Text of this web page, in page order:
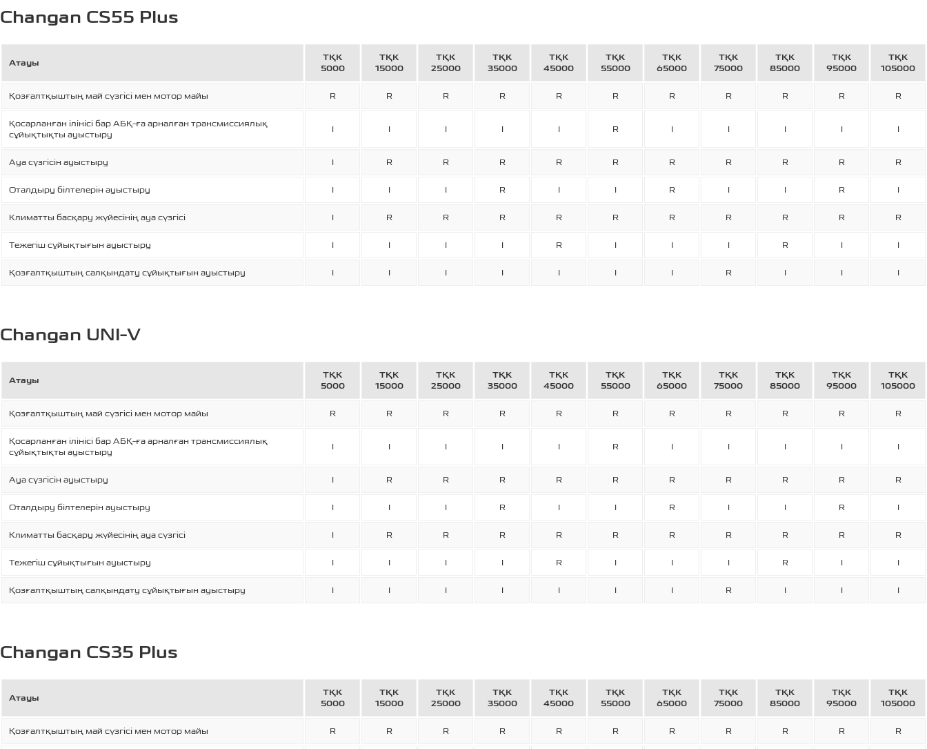
Changan CS55 Plus
Атауы
ТҚК
5000
ТҚК
15000
ТҚК
25000
ТҚК
35000
ТҚК
45000
ТҚК
55000
ТҚК
65000
ТҚК
75000
ТҚК
85000
ТҚК
95000
ТҚК
105000
Қозғалтқыштың май сүзгісі мен мотор майы R R R R R R R R R R R
Қосарланған ілінісі бар АБҚ-ға арналған трансмиссиялық
сұйықтықты ауыстыру
I I I I I R I I I I I
Ауа сүзгісін ауыстыру I R R R R R R R R R R
Оталдыру білтелерін ауыстыру I I I R I I R I I R I
Климатты басқару жүйесінің ауа сүзгісі I R R R R R R R R R R
Тежегіш сұйықтығын ауыстыру I I I I R I I I R I I
Қозғалтқыштың салқындату сұйықтығын ауыстыру I I I I I I I R I I I
Changan UNI-V
Атауы
ТҚК
5000
ТҚК
15000
ТҚК
25000
ТҚК
35000
ТҚК
45000
ТҚК
55000
ТҚК
65000
ТҚК
75000
ТҚК
85000
ТҚК
95000
ТҚК
105000
Қозғалтқыштың май сүзгісі мен мотор майы R R R R R R R R R R R
Қосарланған ілінісі бар АБҚ-ға арналған трансмиссиялық
сұйықтықты ауыстыру
I I I I I R I I I I I
Ауа сүзгісін ауыстыру I R R R R R R R R R R
Оталдыру білтелерін ауыстыру I I I R I I R I I R I
Климатты басқару жүйесінің ауа сүзгісі I R R R R R R R R R R
Тежегіш сұйықтығын ауыстыру I I I I R I I I R I I
Қозғалтқыштың салқындату сұйықтығын ауыстыру I I I I I I I R I I I
Changan CS35 Plus
Атауы
ТҚК
5000
ТҚК
15000
ТҚК
25000
ТҚК
35000
ТҚК
45000
ТҚК
55000
ТҚК
65000
ТҚК
75000
ТҚК
85000
ТҚК
95000
ТҚК
105000
Қозғалтқыштың май сүзгісі мен мотор майы R R R R R R R R R R R